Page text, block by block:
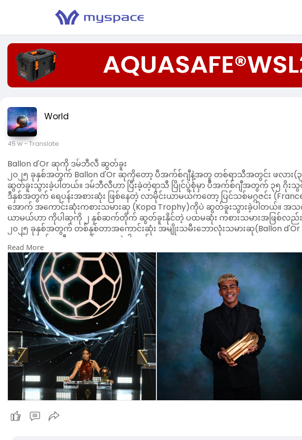
World
45 w- Translate
Ballon d'Or ဆုကို ဒမ်ဘီလီ ဆွတ်ခူး
၂၀၂၅ ခုနှစ်အတွက် Ballon d'Or ဆုကိုတော့ ပီအက်စ်ဂျီနဲ့အတူ တစ်ရာသီအတွင်း ဖလာ
ဆွတ်ခူးသွားခဲ့ပါတယ်။ ဒမ်ဘီလီဟာ ပြီးခဲ့တဲ့ရာသီ ပြိုင်ပွဲစုံမှာ ပီအက်စ်ဂျီအတွက် ၃၅ ဂိုးသွင်း
ဒီနှစ်အတွက် ရေပန်းအစားဆုံး ဖြစ်နေတဲ့ လာမိုင်းယာမယ်ကတော့ ပြင်သစ်မဂ္ဂဇင်း
အောက် အကောင်းဆုံးကစားသမားဆု (Kopa Trophy)ကိုပဲ ဆွတ်ခူးသွားခဲ့ပါတယ်။ အ
ယာမယ်ဟာ ကိုပါဆုကို ၂ နှစ်ဆက်တိုက် ဆွတ်ခူးနိုင်တဲ့ ပထမဆုံး ကစားသမားအဖြစ်လည်း
၂၀၂၅ ခုနှစ်အတွက် တစ်နှစ်တာအကောင်းဆုံး အမျိုးသမီးဘောလုံးသမားဆု(Ballon
လယ်လူ ဘွန်မာတီက ဆွတ်ခူးသွားခဲ့ပါတယ်။
တစ်နှစ်တာအကောင်းဆုံး နည်းပြဆု (Johan Cruyff Trophy)ကိုတော့ ပီအက်စ်ဂျီနဲ့အတူ
ဝစ်အန်းနရစ်က ဆွတ်ခူးသွားခဲ့ပါတယ်။
တစ်နှစ်တာအကောင်းဆုံး ဂိုးသမားဆု (Yachine Trophy)ကိုတော့ ပီအက်စ်ဂျီနဲ့အတူ ဖလာ
(လက်ရှိ မန်စီးတီးတွင် ကစားနေ)က ဆွတ်ခူးသွားခဲ့ပါတယ်။
တစ်နှစ်တာအကောင်းဆုံး တိုက်စစ်မှူးဆု (Gerd Muler Trophy)ကိုတော့ စပို့တင်းလစ္စ
ခရက်စ်( လက်ရှိ အာဆင်နယ်တွင် ကစားနေ)က ဆွတ်ခူးခဲ့ပါတယ်။
တစ်နှစ်တာအကောင်းဆုံး အမျိုးသမီးဘောလုံးအသင်းဆုကိုတော့ ချန်ပီယံလိဂ်ချန်ပီယံ အ
တယ်။
တစ်နှစ်တာအကောင်းဆုံး အမျိုးသားဘောလုံးအသင်းဆုကိုတော့ တစ်ရာသီအတွင်း ဖလား(
တယ်။
Read More